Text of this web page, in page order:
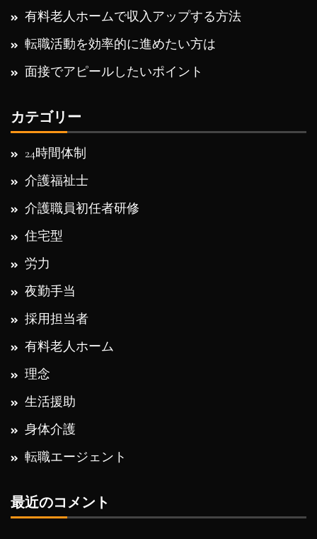
有料老人ホームで収入アップする方法
転職活動を効率的に進めたい方は
面接でアピールしたいポイント
カテゴリー
24時間体制
介護福祉士
介護職員初任者研修
住宅型
労力
夜勤手当
採用担当者
有料老人ホーム
理念
生活援助
身体介護
転職エージェント
最近のコメント